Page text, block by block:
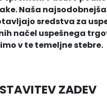
Naša
sredstva za
načel uspešnega
v te temeljne stebre.
ZADEV